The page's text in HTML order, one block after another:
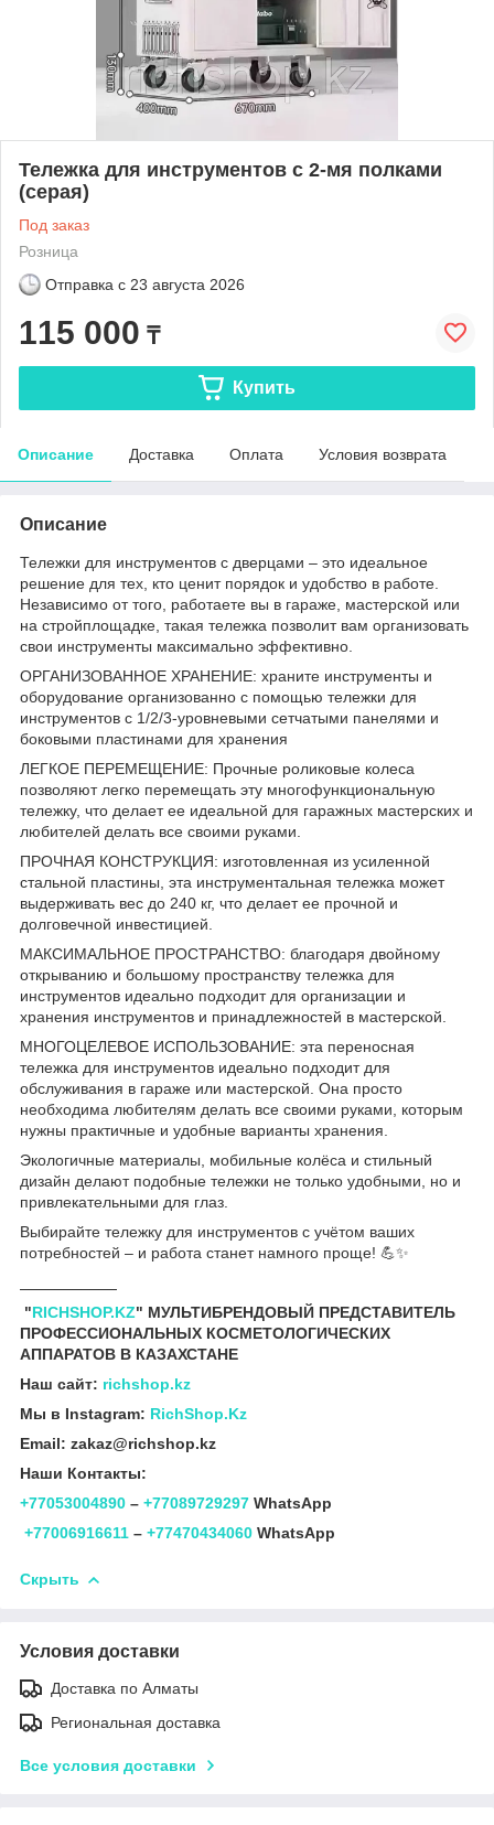
Тележка для инструментов с 2-мя полками
(серая)
Под заказ
Розница
Отправка с 23 августа 2026
115 000 ₸
Купить
Описание Доставка Оплата Условия возврата
Описание
Тележки для инструментов с дверцами – это идеальное
решение для тех, кто ценит порядок и удобство в работе.
Независимо от того, работаете вы в гараже, мастерской или
на стройплощадке, такая тележка позволит вам организовать
свои инструменты максимально эффективно.
ОРГАНИЗОВАННОЕ ХРАНЕНИЕ: храните инструменты и
оборудование организованно с помощью тележки для
инструментов с 1/2/3-уровневыми сетчатыми панелями и
боковыми пластинами для хранения
ЛЕГКОЕ ПЕРЕМЕЩЕНИЕ: Прочные роликовые колеса
позволяют легко перемещать эту многофункциональную
тележку, что делает ее идеальной для гаражных мастерских и
любителей делать все своими руками.
ПРОЧНАЯ КОНСТРУКЦИЯ: изготовленная из усиленной
стальной пластины, эта инструментальная тележка может
выдерживать вес до 240 кг, что делает ее прочной и
долговечной инвестицией.
МАКСИМАЛЬНОЕ ПРОСТРАНСТВО: благодаря двойному
открыванию и большому пространству тележка для
инструментов идеально подходит для организации и
хранения инструментов и принадлежностей в мастерской.
МНОГОЦЕЛЕВОЕ ИСПОЛЬЗОВАНИЕ: эта переносная
тележка для инструментов идеально подходит для
обслуживания в гараже или мастерской. Она просто
необходима любителям делать все своими руками, которым
нужны практичные и удобные варианты хранения.
Экологичные материалы, мобильные колёса и стильный
дизайн делают подобные тележки не только удобными, но и
привлекательными для глаз.
Выбирайте тележку для инструментов с учётом ваших
потребностей – и работа станет намного проще! 💪✨
"RICHSHOP.KZ" МУЛЬТИБРЕНДОВЫЙ ПРЕДСТАВИТЕЛЬ
ПРОФЕССИОНАЛЬНЫХ КОСМЕТОЛОГИЧЕСКИХ
АППАРАТОВ В КАЗАХСТАНЕ
Наш сайт: richshop.kz
Мы в Instagram: RichShop.Kz
Email: zakaz@richshop.kz
Наши Контакты:
+77053004890 – +77089729297 WhatsApp
+77006916611 – +77470434060 WhatsApp
Скрыть
Условия доставки
Доставка по Алматы
Региональная доставка
Все условия доставки